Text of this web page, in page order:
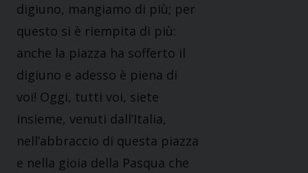
digiuno, mangiamo di più; per
questo si è riempita di più:
anche la piazza ha sofferto il
digiuno e adesso è piena di
voi! Oggi, tutti voi, siete
insieme, venuti dall’Italia,
nell’abbraccio di questa piazza
e nella gioia della Pasqua che